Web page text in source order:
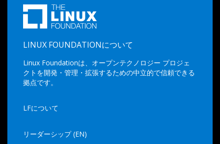
LINUX FOUNDATIONについて
Linux Foundationは、オープンテクノロジー プロジェ
クトを開発・管理・拡張するための中立的で信頼できる
拠点です。
LFについて
リーダーシップ (EN)